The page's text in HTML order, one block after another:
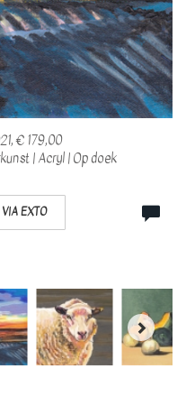
€ 179,00
| Acryl | Op doek
EXTO